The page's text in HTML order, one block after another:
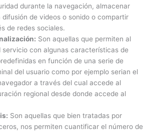
durante la navegación, almacenar
de videos o sonido o compartir
de redes sociales.
Son aquellas que permiten al
servicio con algunas características de
en función de una serie de
del usuario como por ejemplo serian el
a través del cual accede al
regional desde donde accede al
Son aquellas que bien tratadas por
nos permiten cuantificar el número de